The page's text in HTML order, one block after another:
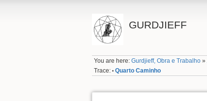
GURDJIEFF
You are here:Gurdjieff, Obra e Trabalho »
Trace: • Quarto Caminho